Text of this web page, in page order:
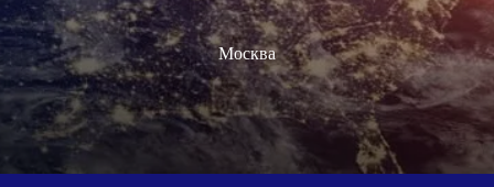
Москва